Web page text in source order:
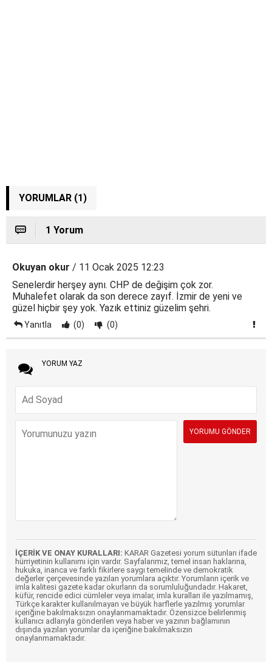
YORUMLAR (1)
1 Yorum
Okuyan okur / 11 Ocak 2025 12:23
Senelerdir herşey aynı. CHP de değişim çok zor.
Muhalefet olarak da son derece zayıf. İzmir de yeni ve
güzel hiçbir şey yok. Yazık ettiniz güzelim şehri.
Yanıtla (0) (0)
YORUM YAZ
İÇERİK VE ONAY KURALLARI: KARAR Gazetesi yorum sütunları ifade
hürriyetinin kullanımı için vardır. Sayfalarımız, temel insan haklarına,
hukuka, inanca ve farklı fikirlere saygı temelinde ve demokratik
değerler çerçevesinde yazılan yorumlara açıktır. Yorumların içerik ve
imla kalitesi gazete kadar okurların da sorumluluğundadır. Hakaret,
küfür, rencide edici cümleler veya imalar, imla kuralları ile yazılmamış,
Türkçe karakter kullanılmayan ve büyük harflerle yazılmış yorumlar
içeriğine bakılmaksızın onaylanmamaktadır. Özensizce belirlenmiş
kullanıcı adlarıyla gönderilen veya haber ve yazının bağlamının
dışında yazılan yorumlar da içeriğine bakılmaksızın
onaylanmamaktadır.